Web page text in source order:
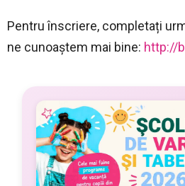
Pentru înscriere, completați
ne cunoaștem mai bine: http://